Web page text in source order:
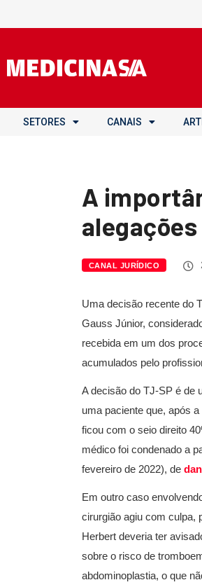
SETORES CANAIS
A
CANAL JURÍDICO
Uma decisão recente do
Gauss Júnior,
recebida em um dos
acumulados pelo
A decisão do TJ-SP é de
uma paciente que, após
ficou com o seio direito
médico foi condenado a
fevereiro de 2022), de
Em outro caso
cirurgião agiu com culpa,
Herbert deveria ter
sobre o risco de
abdominoplastia, o que